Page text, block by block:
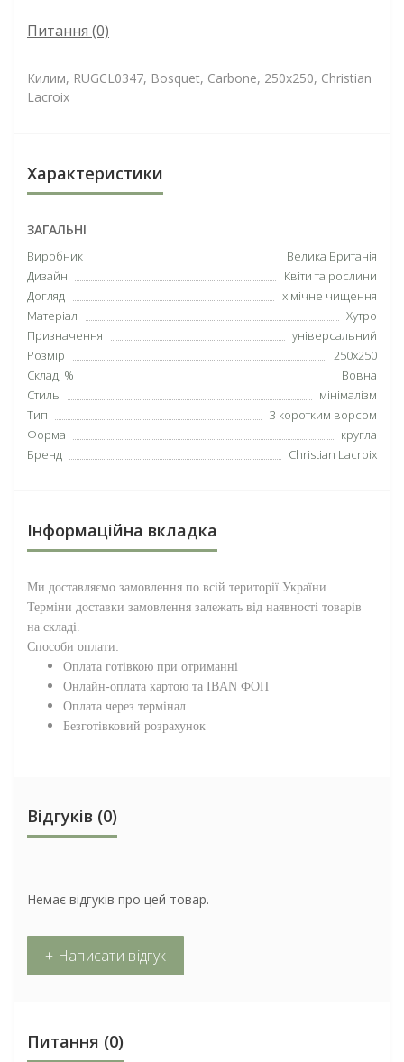
Питання (0)
Килим, RUGCL0347, Bosquet, Carbone, 250х250, Christian
Lacroix
Характеристики
ЗАГАЛЬНІ
Виробник
Велика Британія
Дизайн
Квіти та рослини
Догляд
хімічне чищення
Матеріал
Хутро
Призначення
універсальний
Розмір
250х250
Склад, %
Вовна
Стиль
мінімалізм
Тип
З коротким ворсом
Форма
кругла
Бренд
Christian Lacroix
Інформаційна вкладка
Ми доставляємо замовлення по всій території України.
Терміни доставки замовлення залежать від наявності товарів
на складі.
Способи оплати:
Оплата готівкою при отриманні
Онлайн-оплата картою та IBAN ФОП
Оплата через термінал
Безготівковий розрахунок
Відгуків (0)
Немає відгуків про цей товар.
+ Написати відгук
Питання (0)